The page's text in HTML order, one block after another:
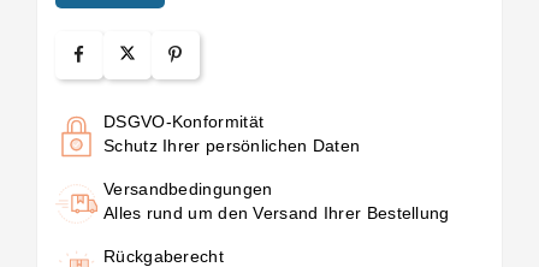
DSGVO-Konformität
Schutz Ihrer persönlichen Daten
Versandbedingungen
Alles rund um den Versand Ihrer Bestellung
Rückgaberecht